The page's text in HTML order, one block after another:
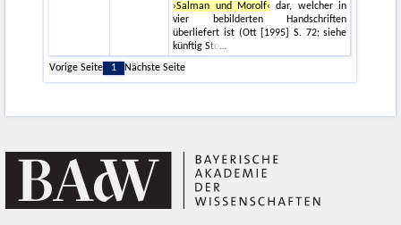
›Salman und Morolf‹ dar, welcher in
vier bebilderten Handschriften
überliefert ist (Ott [1995] S. 72; siehe
künftig Sto
Vorige Seite
1 Nächste Seite